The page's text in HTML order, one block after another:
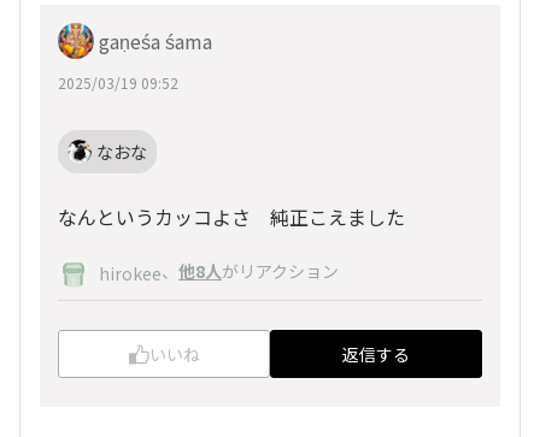
gaṇeśa śama
2025/03/19 09:52
なおな
なんというカッコよさ 純正こえました
hirokee、 他8人がリアクション
いいね 返信する